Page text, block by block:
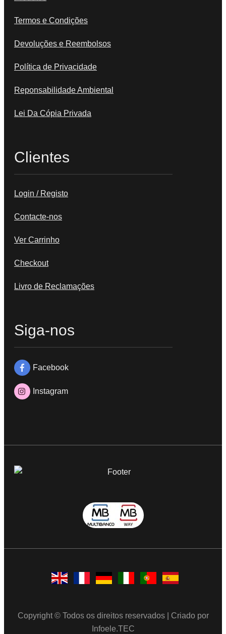
Termos e Condições
Devoluções e Reembolsos
Política de Privacidade
Reponsabilidade Ambiental
Lei Da Cópia Privada
Clientes
Login / Registo
Contacte-nos
Ver Carrinho
Checkout
Livro de Reclamações
Siga-nos
Facebook
Instagram
Copyright © Todos os direitos reservados | Criado por
Infoele.TEC